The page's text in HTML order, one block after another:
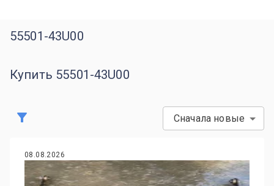
55501-43U00
Купить 55501-43U00
Сначала новые
08.08.2026